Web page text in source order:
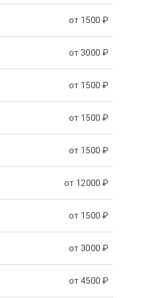
от 1500 ₽
от 3000 ₽
от 1500 ₽
от 1500 ₽
от 1500 ₽
от 12000 ₽
от 1500 ₽
от 3000 ₽
от 4500 ₽